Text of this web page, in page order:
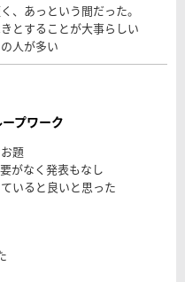
、あっという間だった。
とすることが大事らしい
人が多い
プワーク
題
がなく発表もなし
いると良いと思った